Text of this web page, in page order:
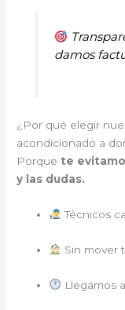
damos
¿Por qué elegir
acondicionado a
Porque te
y las dudas.
Técnicos
Sin mover
Llegamos